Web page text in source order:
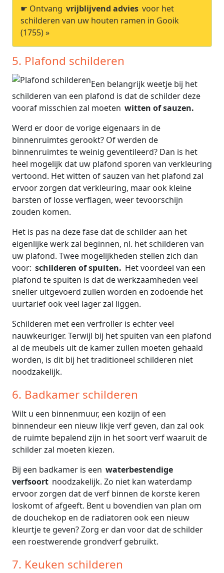
☛ Ontvang vrijblijvend advies voor het
schilderen van uw houten ramen in Gooik
(1755) »
5. Plafond schilderen
Een belangrijk weetje bij het
schilderen van een plafond is dat de schilder deze
vooraf misschien zal moeten witten of sauzen.
Werd er door de vorige eigenaars in de
binnenruimtes gerookt? Of werden de
binnenruimtes te weinig geventileerd? Dan is het
heel mogelijk dat uw plafond sporen van verkleuring
vertoond. Het witten of sauzen van het plafond zal
ervoor zorgen dat verkleuring, maar ook kleine
barsten of losse verflagen, weer tevoorschijn
zouden komen.
Het is pas na deze fase dat de schilder aan het
eigenlijke werk zal beginnen, nl. het schilderen van
uw plafond. Twee mogelijkheden stellen zich dan
voor: schilderen of spuiten. Het voordeel van een
plafond te spuiten is dat de werkzaamheden veel
sneller uitgevoerd zullen worden en zodoende het
uurtarief ook veel lager zal liggen.
Schilderen met een verfroller is echter veel
nauwkeuriger. Terwijl bij het spuiten van een plafond
al de meubels uit de kamer zullen moeten gehaald
worden, is dit bij het traditioneel schilderen niet
noodzakelijk.
6. Badkamer schilderen
Wilt u een binnenmuur, een kozijn of een
binnendeur een nieuw likje verf geven, dan zal ook
de ruimte bepalend zijn in het soort verf waaruit de
schilder zal moeten kiezen.
Bij een badkamer is een waterbestendige
verfsoort noodzakelijk. Zo niet kan waterdamp
ervoor zorgen dat de verf binnen de korste keren
loskomt of afgeeft. Bent u bovendien van plan om
de douchekop en de radiatoren ook een nieuw
kleurtje te geven? Zorg er dan voor dat de schilder
een roestwerende grondverf gebruikt.
7. Keuken schilderen